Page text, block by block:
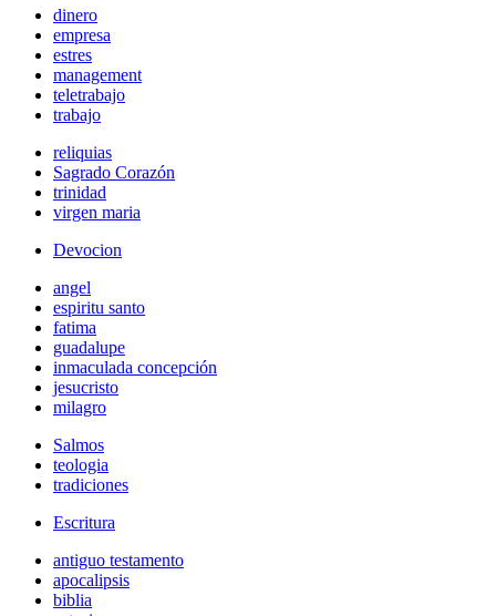
dinero
empresa
estres
management
teletrabajo
trabajo
reliquias
Sagrado Corazón
trinidad
virgen maria
Devocion
angel
espiritu santo
fatima
guadalupe
inmaculada concepción
jesucristo
milagro
Salmos
teologia
tradiciones
Escritura
antiguo testamento
apocalipsis
biblia